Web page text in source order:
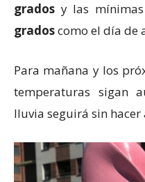
grados y las
gradoscomo el día de
Para mañana y los
temperaturas sigan
lluvia seguirá sin hacer